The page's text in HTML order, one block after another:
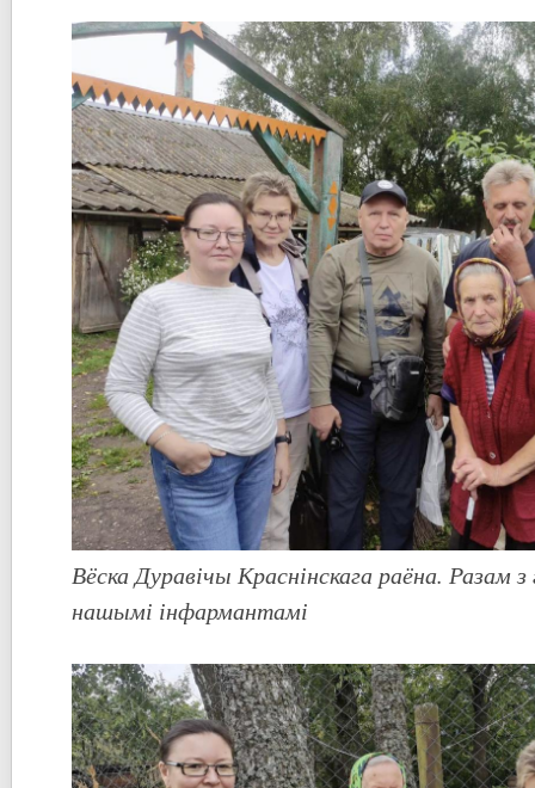
Вёска Дуравічы Краснінскага раёна. Разам
нашымі інфармантамі